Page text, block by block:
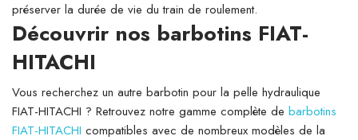
préserver la durée de vie du train de roulement.
Découvrir nos barbotins FIAT-
HITACHI
Vous recherchez un autre barbotin pour la pelle hydraulique
FIAT-HITACHI ? Retrouvez notre gamme complète de barbotins
FIAT-HITACHI compatibles avec de nombreux modèles de la